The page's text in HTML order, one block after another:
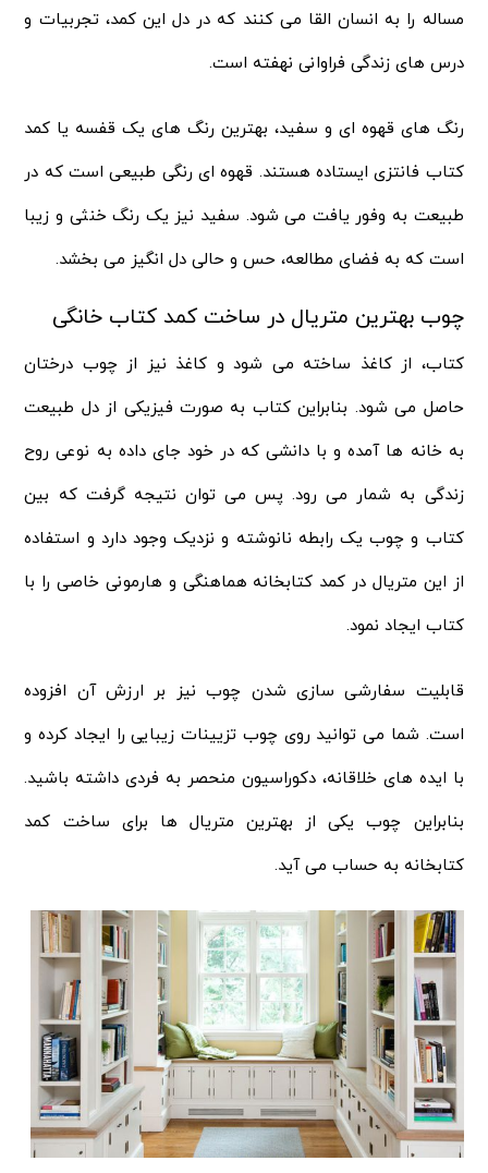
مساله را به انسان القا می کنند که در دل این کمد، تجربیات و
درس های زندگی فراوانی نهفته است.
رنگ های قهوه ای و سفید، بهترین رنگ های یک قفسه یا کمد
کتاب فانتزی ایستاده هستند. قهوه ای رنگی طبیعی است که در
طبیعت به وفور یافت می شود. سفید نیز یک رنگ خنثی و زیبا
است که به فضای مطالعه، حس و حالی دل انگیز می بخشد.
چوب بهترین متریال در ساخت کمد کتاب خانگی
کتاب، از کاغذ ساخته می شود و کاغذ نیز از چوب درختان
حاصل می شود. بنابراین کتاب به صورت فیزیکی از دل طبیعت
به خانه ها آمده و با دانشی که در خود جای داده به نوعی روح
زندگی به شمار می رود. پس می توان نتیجه گرفت که بین
کتاب و چوب یک رابطه نانوشته و نزدیک وجود دارد و استفاده
از این متریال در کمد کتابخانه هماهنگی و هارمونی خاصی را با
کتاب ایجاد نمود.
قابلیت سفارشی سازی شدن چوب نیز بر ارزش آن افزوده
است. شما می توانید روی چوب تزیینات زیبایی را ایجاد کرده و
با ایده های خلاقانه، دکوراسیون منحصر به فردی داشته باشید.
بنابراین چوب یکی از بهترین متریال ها برای ساخت کمد
کتابخانه به حساب می آید.